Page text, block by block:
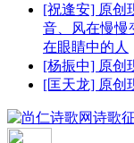
[祝逢安] 原创
音、风在慢慢
在眼睛中的人
[杨振中] 原创
[匡天龙] 原创